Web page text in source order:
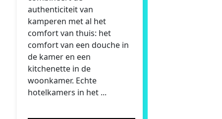
authenticiteit van
kamperen met al het
comfort van thuis: het
comfort van een douche in
de kamer en een
kitchenette in de
woonkamer. Echte
hotelkamers in het ...